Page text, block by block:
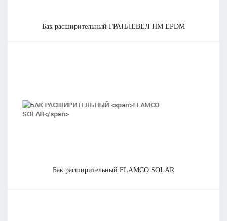
бак расширительный ГРАНЛЕВЕЛ HM EPDM
бак расширительный FLAMCO SOLAR